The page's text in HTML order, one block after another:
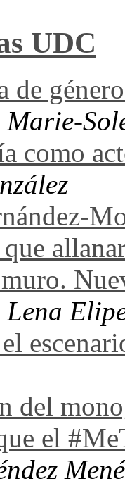
UDC
de
Marie-
como
Lena
del
el